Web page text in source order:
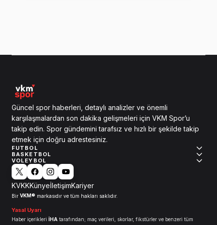
Güncel spor haberleri, detaylı analizler ve önemli
karşılaşmalardan son dakika gelişmeleri için VKM Spor’u
takip edin. Spor gündemini tarafsız ve hızlı bir şekilde takip
etmek için doğru adrestesiniz.
FUTBOL
BASKETBOL
VOLEYBOL
KVKKKünyeİletişimKariyer
Bir VKM® markasıdır ve tüm hakları saklıdır.
Yasal Uyarı
Haber içerikleri İHA tarafından; maç verileri, skorlar, fikstürler ve benzeri tüm